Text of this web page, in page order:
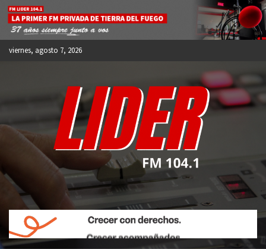
Skip
content
viernes, agosto 7, 2026
FM LIDER 104.1